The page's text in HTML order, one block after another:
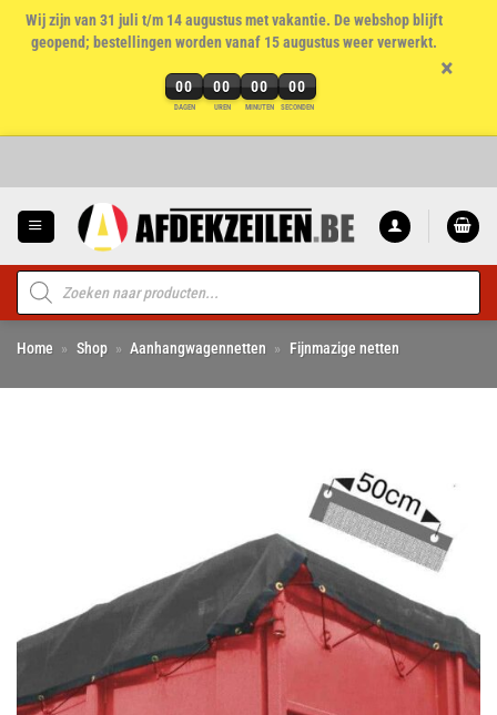
Wij zijn van 31 juli t/m 14 augustus met vakantie. De webshop blijft
geopend; bestellingen worden vanaf 15 augustus weer verwerkt.
00
DAGEN
00
UREN
00
MINUTEN
00
SECONDEN
×
Producten
zoeken
Home » Shop » Aanhangwagennetten » Fijnmazige netten